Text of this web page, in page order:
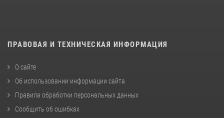
ПРАВОВАЯ И ТЕХНИЧЕСКАЯ ИНФОРМАЦИЯ
О сайте
Об использовании информации сайта
Правила обработки персональных данных
Сообщить об ошибках